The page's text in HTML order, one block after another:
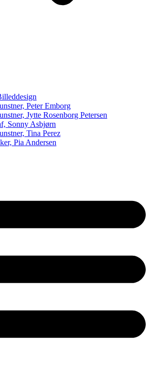
Peter Emborg
Jytte Rosenborg Petersen
Sonny Asbjørn
Tina Perez
Pia Andersen